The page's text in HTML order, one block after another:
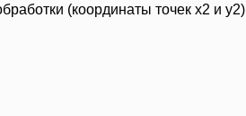
(координаты точек x2 и y2)